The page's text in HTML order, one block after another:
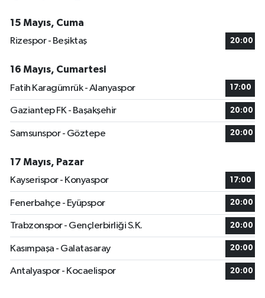
15 Mayıs, Cuma
Rizespor - Beşiktaş
20:00
16 Mayıs, Cumartesi
Fatih Karagümrük - Alanyaspor
17:00
Gaziantep FK - Başakşehir 20:00
Samsunspor - Göztepe 20:00
17 Mayıs, Pazar
Kayserispor - Konyaspor
17:00
Fenerbahçe - Eyüpspor 20:00
Trabzonspor - Gençlerbirliği S.K. 20:00
Kasımpaşa - Galatasaray 20:00
Antalyaspor - Kocaelispor 20:00